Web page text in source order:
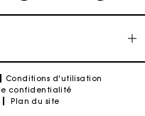
Conditions d'utilisation
confidentialité
Plan du site